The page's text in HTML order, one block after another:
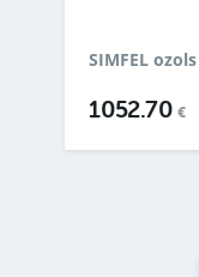
SIMFEL ozols
1052.70€